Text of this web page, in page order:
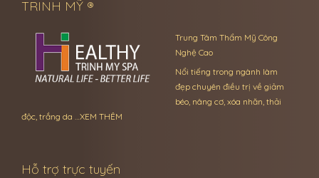
TRINH MỸ ®
Trung Tâm Thẩm Mỹ Công
Nghệ Cao
Nổi tiếng trong ngành làm
đẹp chuyên điều trị về giảm
béo, nâng cơ, xóa nhăn, thải
độc, trắng da …XEM THÊM
Hỗ trợ trực tuyến